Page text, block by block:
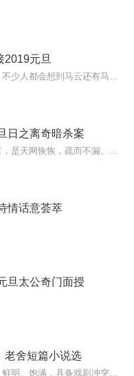
2019元旦
日之离奇暗杀案
情话意荟萃
旦太公奇门面授
老舍短篇小说选